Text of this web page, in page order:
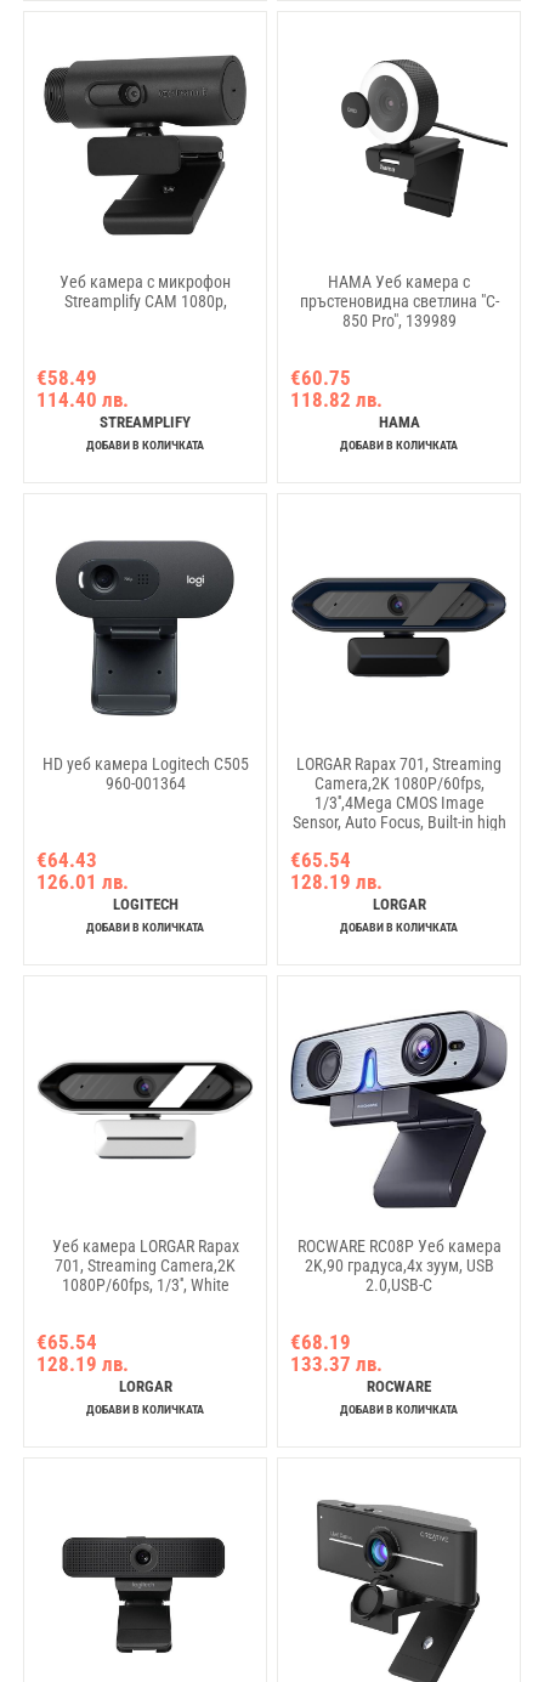
Уеб камера с микрофон
Streamplify CAM 1080p,
€58.49
114.40 лв.
STREAMPLIFY
ДОБАВИ В КОЛИЧКАТА
HAMA Уеб камера с
пръстеновидна светлина "C-
850 Pro", 139989
€60.75
118.82 лв.
HAMA
ДОБАВИ В КОЛИЧКАТА
HD уеб камера Logitech C505
960-001364
€64.43
126.01 лв.
LOGITECH
ДОБАВИ В КОЛИЧКАТА
LORGAR Rapax 701, Streaming
Camera,2K 1080P/60fps,
1/3'',4Mega CMOS Image
Sensor, Auto Focus, Built-in high
Microphone, Blue coating color,
USB 2.0 Type C , L=2000mm,
size: 105x46.8x62.5mm,
Weight: 108g
€65.54
128.19 лв.
LORGAR
ДОБАВИ В КОЛИЧКАТА
Уеб камера LORGAR Rapax
701, Streaming Camera,2K
1080P/60fps, 1/3'', White
€65.54
128.19 лв.
LORGAR
ДОБАВИ В КОЛИЧКАТА
ROCWARE RC08P Уеб камера
2K,90 градуса,4x зуум, USB
2.0,USB-C
€68.19
133.37 лв.
ROCWARE
ДОБАВИ В КОЛИЧКАТА